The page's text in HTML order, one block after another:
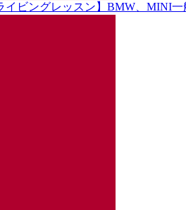
イビングレッスン】BMW、MINI一